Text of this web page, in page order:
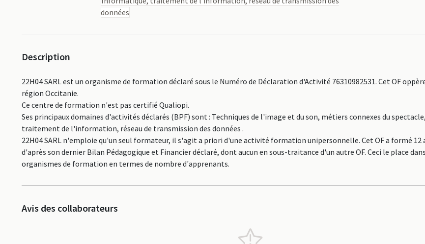
données
Description
22H04 SARL est un organisme de formation déclaré sous le Numéro de Déclaration d'Activité 76310982531. Cet OF
région Occitanie.
Ce centre de formation n'est pas certifié Qualiopi.
Ses principaux domaines d'activités déclarés (BPF) sont : Techniques de l'image et du son, métiers connexes du
traitement de l'information, réseau de transmission des données .
22H04 SARL n'emploie qu'un seul formateur, il s'agit a priori d'une activité formation unipersonnelle. Cet OF a formé 12
d'après son dernier Bilan Pédagogique et Financier déclaré, dont aucun en sous-traitance d'un autre OF. Ceci le place
organismes de formation en termes de nombre d'apprenants.
Avis des collaborateurs